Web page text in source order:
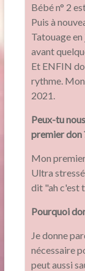
Bébé n° 2
Puis à
Tatouage
avant
Et ENFIN
rythme.
2021.
Peux-tu
premier don
Mon
Ultra
dit "ah c'est
Pourquoi
Je donne
nécessaire
peut aussi